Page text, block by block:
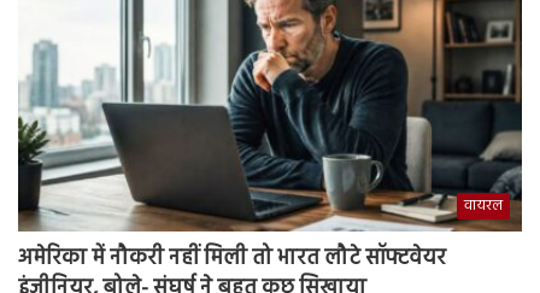
वायरल
अमेरिका में नौकरी नहीं मिली तो भारत लौटे सॉफ्टवेयर